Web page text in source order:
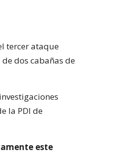
tercer ataque
dos cabañas de
la PDI de
este